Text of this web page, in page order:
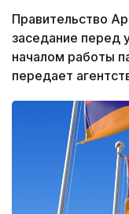
Правительство
заседание перед
началом работы
передает